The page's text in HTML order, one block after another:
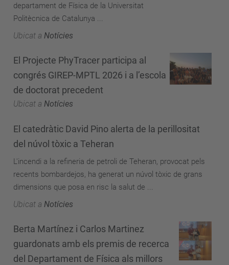
departament de Física de la Universitat
Politècnica de Catalunya ...
Ubicat a Notícies
El Projecte PhyTracer participa al
congrés GIREP-MPTL 2026 i a l’escola
de doctorat precedent
Ubicat a Notícies
El catedràtic David Pino alerta de la perillositat
del núvol tòxic a Teheran
L'incendi a la refineria de petroli de Teheran, provocat pels
recents bombardejos, ha generat un núvol tòxic de grans
dimensions que posa en risc la salut de ...
Ubicat a Notícies
Berta Martínez i Carlos Martinez
guardonats amb els premis de recerca
del Departament de Física als millors